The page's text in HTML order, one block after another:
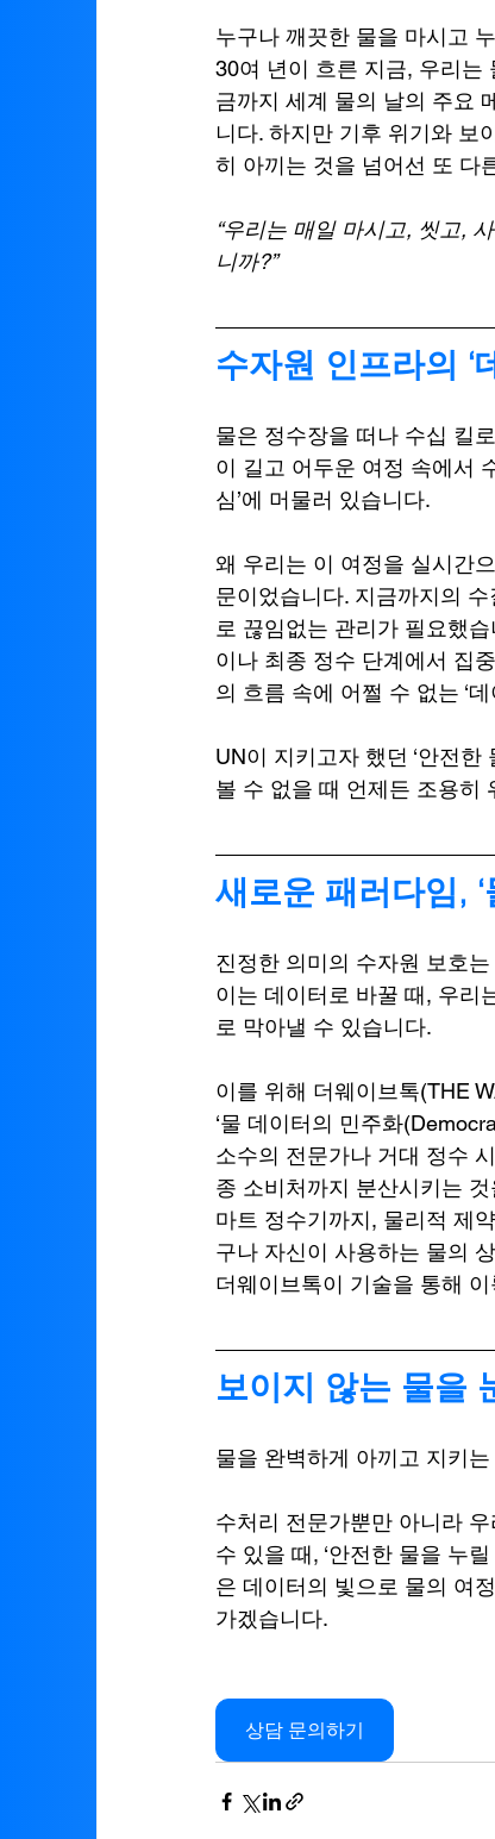
누구나 깨끗한 물을 마시고
30여 년이 흐른 지금, 우리는
금까지 세계 물의 날의 주요
니다. 하지만 기후 위기와 보
히 아끼는 것을 넘어선 또 다
“우리는 매일 마시고, 씻고,
니까?”
수자원 인프라의 ‘
물은 정수장을 떠나 수십 킬
이 길고 어두운 여정 속에서
심’에 머물러 있습니다.
왜 우리는 이 여정을 실시간
문이었습니다. 지금까지의
로 끊임없는 관리가 필요했
이나 최종 정수 단계에서 집
의 흐름 속에 어쩔 수 없는 ‘
UN이 지키고자 했던 ‘안전
볼 수 없을 때 언제든 조용히
새로운 패러다임,
진정한 의미의 수자원 보호
이는 데이터로 바꿀 때, 우리
로 막아낼 수 있습니다.
이를 위해 더웨이브톡(THE
‘물 데이터의 민주화
소수의 전문가나 거대 정수
종 소비처까지 분산시키는
마트 정수기까지, 물리적 제
구나 자신이 사용하는 물의
더웨이브톡이 기술을 통해
보이지 않는 물을
물을 완벽하게 아끼고 지키
수처리 전문가뿐만 아니라
수 있을 때, ‘안전한 물을 누
은 데이터의 빛으로 물의 여
가겠습니다.
상담 문의하기